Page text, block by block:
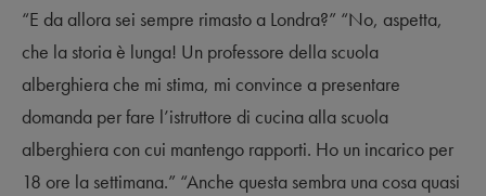
“E da allora sei sempre rimasto a Londra?” “No, aspetta,
che la storia è lunga! Un professore della scuola
alberghiera che mi stima, mi convince a presentare
domanda per fare l’istruttore di cucina alla scuola
alberghiera con cui mantengo rapporti. Ho un incarico per
18 ore la settimana.” “Anche questa sembra una cosa quasi